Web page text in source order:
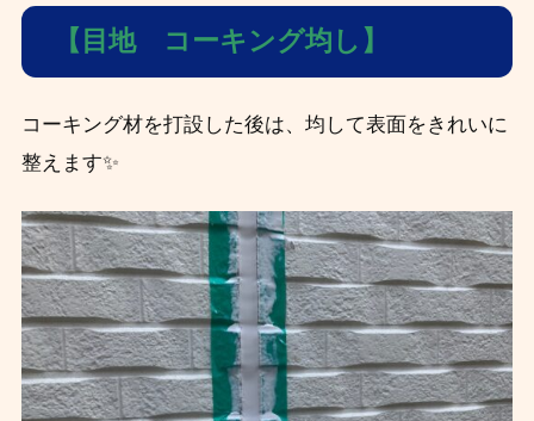
【目地 コーキング均し】
コーキング材を打設した後は、均して表面をきれいに
整えます✨